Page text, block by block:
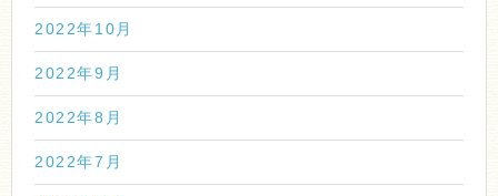
2022年10月
2022年9月
2022年8月
2022年7月